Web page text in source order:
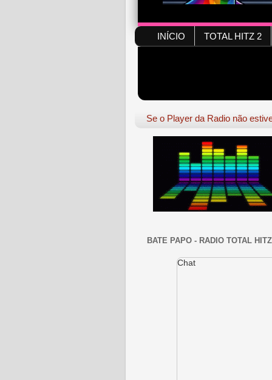
INÍCIO TOTAL HITZ 2
Se o Player da Radio não
BATE PAPO - RADIO TOTAL HITZ
Chat